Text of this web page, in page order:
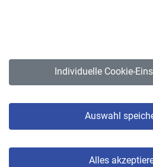
Individuelle Cookie-
Auswahl
Alles
Erklärung zur Barrierefreiheit